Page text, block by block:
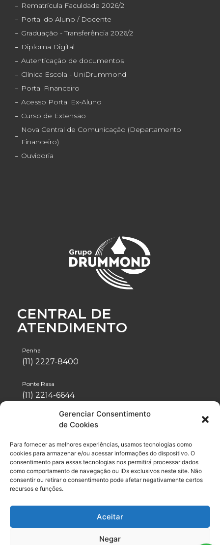
Gerenciar Consentimento
de Cookies
Para fornecer as melhores experiências, usamos tecnologias como
cookies para armazenar e/ou acessar informações do dispositivo. O
consentimento para essas tecnologias nos permitirá processar dados
como comportamento de navegação ou IDs exclusivos neste site. Não
consentir ou retirar o consentimento pode afetar negativamente certos
recursos e funções.
Aceitar
Negar
Rematrícula Faculdade 2026/2
Portal do Aluno / Docente
Graduação - Transferência 2026/2
Diploma Digital
Autenticação de documentos
Clínica Escola - UniDrummond
Portal Financeiro
Acesso Portal Ex-Aluno
Curso de Extensão
Nova Central de Comunicação (Departamento
Financeiro)
Ouvidoria
CENTRAL DE
ATENDIMENTO
Penha
(11) 2227-8400
Ponte Rasa
(11) 2214-6644
(11) 2942-1488
Vila Formosa
(11) 2076-4600
Neo Química Arena
(11) 2056-6100
Drummond- Todos os direitos reservados